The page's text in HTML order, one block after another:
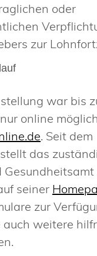
oder
zur
war bis
online
. Seit dem
das
seiner
zur
auch weitere